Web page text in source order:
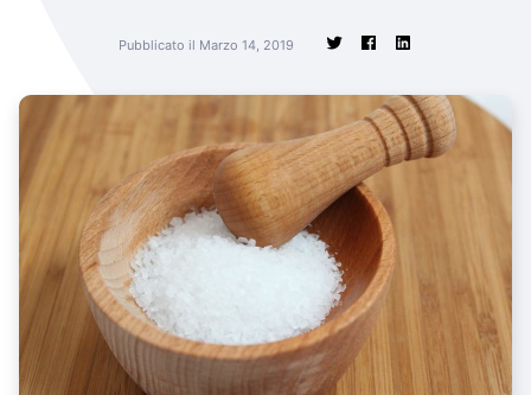
Pubblicato il Marzo 14, 2019